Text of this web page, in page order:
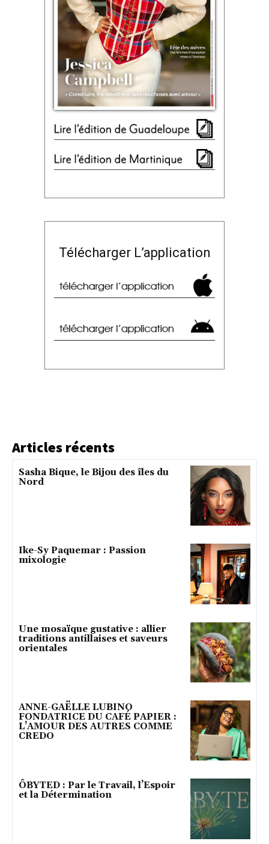
Télécharger L’application
Articles récents
Sasha Bique, le Bijou des îles du
Nord
Ike-Sy Paquemar : Passion
mixologie
Une mosaïque gustative : allier
traditions antillaises et saveurs
orientales
ANNE-GAËLLE LUBINO
FONDATRICE DU CAFÉ PAPIER :
L’AMOUR DES AUTRES COMME
CREDO
ÔBYTED : Par le Travail, l’Espoir
et la Détermination